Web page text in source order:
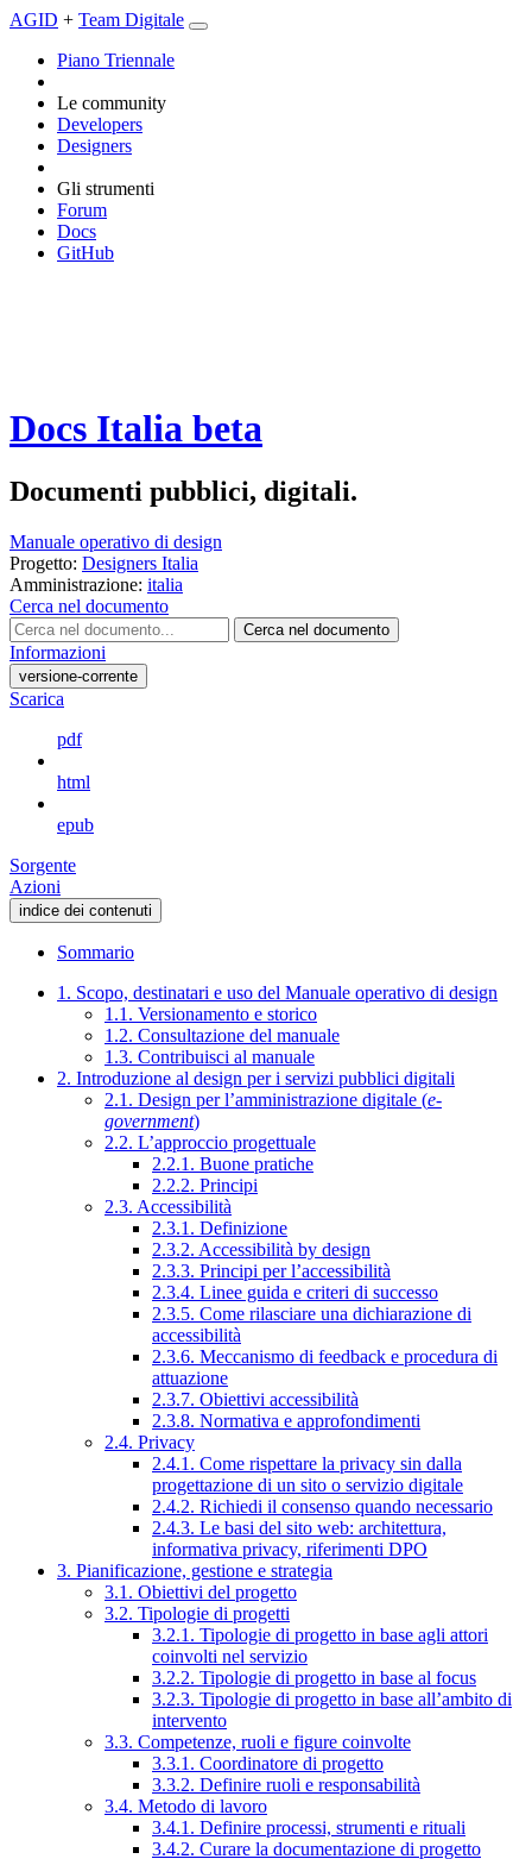
AGID + Team Digitale
Piano Triennale
Le community
Developers
Designers
Gli strumenti
Forum
Docs
GitHub
Docs Italia beta
Documenti pubblici, digitali.
Manuale operativo di design
Progetto: Designers Italia
Amministrazione: italia
Cerca nel documento
Cerca nel documento
Informazioni
versione-corrente
Scarica
pdf
html
epub
Sorgente
Azioni
indice dei contenuti
Sommario
1. Scopo, destinatari e uso del Manuale operativo di design
1.1. Versionamento e storico
1.2. Consultazione del manuale
1.3. Contribuisci al manuale
2. Introduzione al design per i servizi pubblici digitali
2.1. Design per l’amministrazione digitale (e-
government)
2.2. L’approccio progettuale
2.2.1. Buone pratiche
2.2.2. Principi
2.3. Accessibilità
2.3.1. Definizione
2.3.2. Accessibilità by design
2.3.3. Principi per l’accessibilità
2.3.4. Linee guida e criteri di successo
2.3.5. Come rilasciare una dichiarazione di
accessibilità
2.3.6. Meccanismo di feedback e procedura di
attuazione
2.3.7. Obiettivi accessibilità
2.3.8. Normativa e approfondimenti
2.4. Privacy
2.4.1. Come rispettare la privacy sin dalla
progettazione di un sito o servizio digitale
2.4.2. Richiedi il consenso quando necessario
2.4.3. Le basi del sito web: architettura,
informativa privacy, riferimenti DPO
3. Pianificazione, gestione e strategia
3.1. Obiettivi del progetto
3.2. Tipologie di progetti
3.2.1. Tipologie di progetto in base agli attori
coinvolti nel servizio
3.2.2. Tipologie di progetto in base al focus
3.2.3. Tipologie di progetto in base all’ambito di
intervento
3.3. Competenze, ruoli e figure coinvolte
3.3.1. Coordinatore di progetto
3.3.2. Definire ruoli e responsabilità
3.4. Metodo di lavoro
3.4.1. Definire processi, strumenti e rituali
3.4.2. Curare la documentazione di progetto